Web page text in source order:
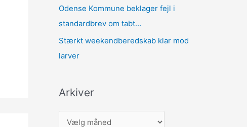
Odense Kommune beklager fejl i
standardbrev om tabt…
Stærkt weekendberedskab klar mod
larver
Arkiver